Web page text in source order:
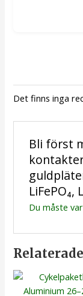
Det finns inga
Bli först
LiFePO₄,
Du måste